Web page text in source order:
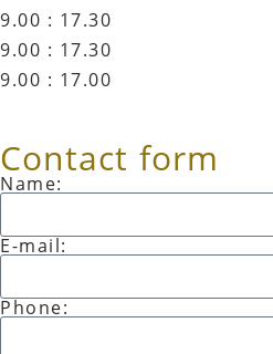
9.00 : 17.30
9.00 : 17.30
9.00 : 17.00
Contact form
Name:
E-mail:
Phone: